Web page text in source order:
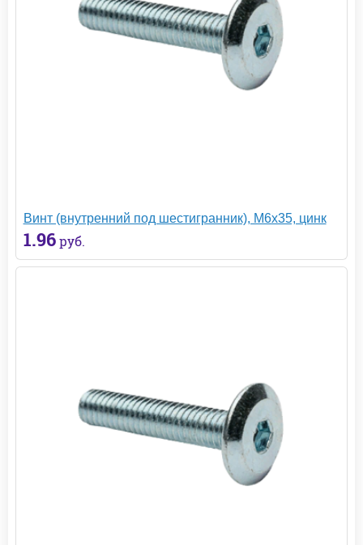
Винт (внутренний под шестигранник), М6х35, цинк
1.96 руб.